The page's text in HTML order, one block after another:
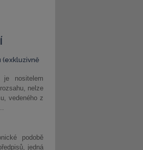
(exkluzivně
je nositelem
nelze
vedeného z
podobě
jedná